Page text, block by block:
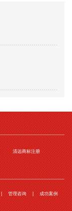
清远商标注册
管理咨询 成功案例